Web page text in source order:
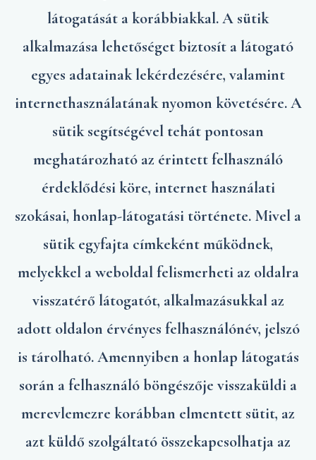
látogatását a korábbiakkal. A sütik
alkalmazása lehetőséget biztosít a látogató
egyes adatainak lekérdezésére, valamint
internethasználatának nyomon követésére. A
sütik segítségével tehát pontosan
meghatározható az érintett felhasználó
érdeklődési köre, internet használati
szokásai, honlap-látogatási története. Mivel a
sütik egyfajta címkeként működnek,
melyekkel a weboldal felismerheti az oldalra
visszatérő látogatót, alkalmazásukkal az
adott oldalon érvényes felhasználónév, jelszó
is tárolható. Amennyiben a honlap látogatás
során a felhasználó böngészője visszaküldi a
merevlemezre korábban elmentett sütit, az
azt küldő szolgáltató összekapcsolhatja az